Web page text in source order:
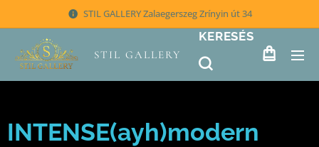
STIL GALLERY Zalaegerszeg Zrínyin út 34
STIL GALLERY
KERESÉS
INTENSE(ayh)modern